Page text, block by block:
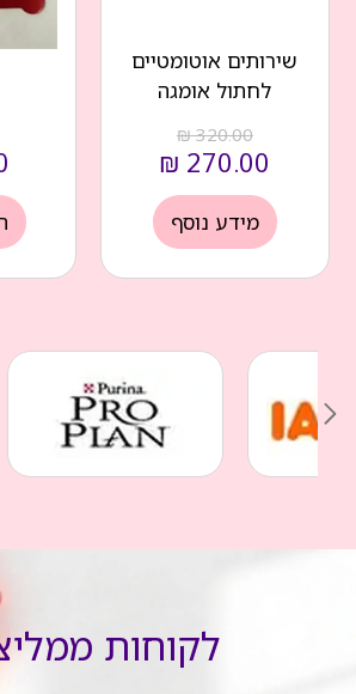
שירותים אוטומטיים
לחתול אומגה
₪320.00
₪ 270.00
מידע נוסף
לקוחות